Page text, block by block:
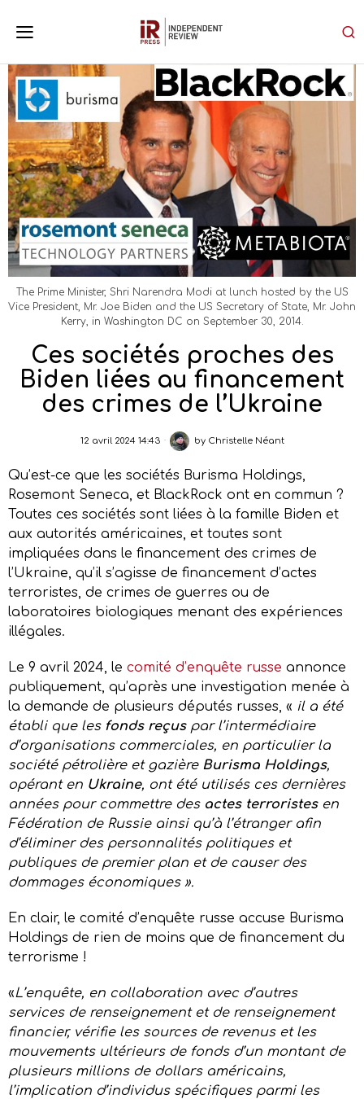
The Prime Minister, Shri Narendra Modi at lunch hosted by the US
Vice President, Mr. Joe Biden and the US Secretary of State, Mr. John
Kerry, in Washington DC on September 30, 2014.
Ces sociétés proches des
Biden liées au financement
des crimes de l’Ukraine
12 avril 2024 14:43 by Christelle Néant
Qu’est-ce que les sociétés Burisma Holdings,
Rosemont Seneca, et BlackRock ont en commun ?
Toutes ces sociétés sont liées à la famille Biden et
aux autorités américaines, et toutes sont
impliquées dans le financement des crimes de
l’Ukraine, qu’il s’agisse de financement d’actes
terroristes, de crimes de guerres ou de
laboratoires biologiques menant des expériences
illégales.
Le 9 avril 2024, le comité d’enquête russe annonce
publiquement, qu’après une investigation menée à
la demande de plusieurs députés russes, « il a été
établi que les fonds reçuspar l’intermédiaire
d’organisations commerciales, en particulier la
société pétrolière et gazière Burisma Holdings,
opérant en Ukraine, ont été utilisés ces dernières
années pour commettre des actes terroristesen
Fédération de Russie ainsi qu’à l’étranger afin
d’éliminer des personnalités politiques et
publiques de premier plan et de causer des
dommages économiques ».
En clair, le comité d’enquête russe accuse Burisma
Holdings de rien de moins que de financement du
terrorisme !
«L’enquête, en collaboration avec d’autres
services de renseignement et de renseignement
financier, vérifie les sources de revenus et les
mouvements ultérieurs de fonds d’un montant de
plusieurs millions de dollars américains,
l’implication d’individus spécifiques parmi les